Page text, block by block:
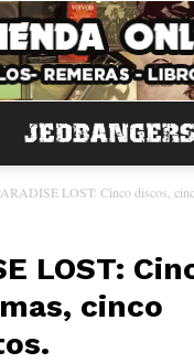
LOST: Cinco discos,
LOST:
cinco